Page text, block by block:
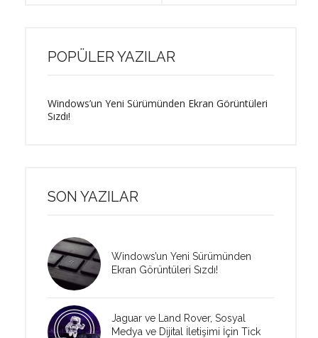
POPÜLER YAZILAR
Windows’un Yeni Sürümünden Ekran Görüntüleri
Sızdı!
SON YAZILAR
Windows’un Yeni Sürümünden
Ekran Görüntüleri Sızdı!
Jaguar ve Land Rover, Sosyal
Medya ve Dijital İletişimi İçin Tick